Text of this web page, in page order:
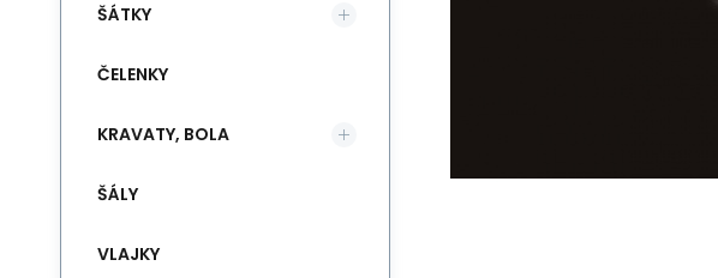
ŠÁTKY
ČELENKY
KRAVATY, BOLA
ŠÁLY
VLAJKY